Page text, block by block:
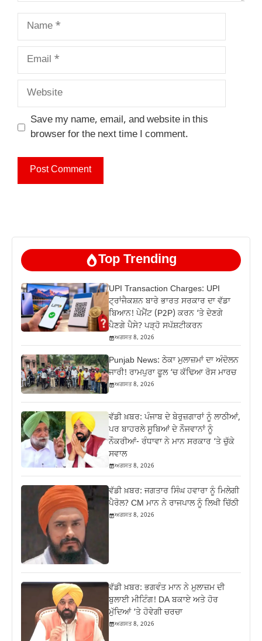
Name
Email
Website
Save my name, email, and website in this
browser for the next time I comment.
Top Trending
UPI Transaction Charges: UPI
ਟ੍ਰਾਂਜੈਕਸ਼ਨ ਬਾਰੇ ਭਾਰਤ ਸਰਕਾਰ ਦਾ ਵੱਡਾ
ਬਿਆਨ! ਪੇਮੈਂਟ (P2P) ਕਰਨ ‘ਤੇ ਦੇਣਗੇ
ਪੈਣਗੇ ਪੈਸੇ? ਪੜ੍ਹੋ ਸਪੱਸ਼ਟੀਕਰਨ
ਅਗਸਤ 8, 2026
Punjab News: ਠੇਕਾ ਮੁਲਾਜ਼ਮਾਂ ਦਾ ਅੰਦੋਲਨ
ਜਾਰੀ! ਰਾਮਪੁਰਾ ਫੂਲ ‘ਚ ਕੱਢਿਆ ਰੋਸ ਮਾਰਚ
ਅਗਸਤ 8, 2026
ਵੱਡੀ ਖ਼ਬਰ: ਪੰਜਾਬ ਦੇ ਬੇਰੁਜ਼ਗਾਰਾਂ ਨੂੰ ਲਾਠੀਆਂ,
ਪਰ ਬਾਹਰਲੇ ਸੂਬਿਆਂ ਦੇ ਨੌਜਵਾਨਾਂ ਨੂੰ
ਨੌਕਰੀਆਂ- ਰੰਧਾਵਾ ਨੇ ਮਾਨ ਸਰਕਾਰ ‘ਤੇ ਚੁੱਕੇ
ਸਵਾਲ
ਅਗਸਤ 8, 2026
ਵੱਡੀ ਖ਼ਬਰ: ਜਗਤਾਰ ਸਿੰਘ ਹਵਾਰਾ ਨੂੰ ਮਿਲੇਗੀ
ਪੈਰੋਲ? CM ਮਾਨ ਨੇ ਰਾਜਪਾਲ ਨੂੰ ਲਿਖੀ ਚਿੱਠੀ
ਅਗਸਤ 8, 2026
ਵੱਡੀ ਖ਼ਬਰ: ਭਗਵੰਤ ਮਾਨ ਨੇ ਮੁਲਾਜ਼ਮ ਦੀ
ਬੁਲਾਈ ਮੀਟਿੰਗ! DA ਬਕਾਏ ਅਤੇ ਹੋਰ
ਮੁੱਦਿਆਂ ‘ਤੇ ਹੋਵੇਗੀ ਚਰਚਾ
ਅਗਸਤ 8, 2026